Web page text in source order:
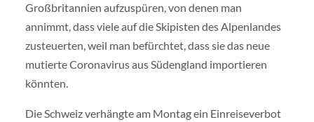
Großbritannien aufzuspüren, von denen man
annimmt, dass viele auf die Skipisten des Alpenlandes
zusteuerten, weil man befürchtet, dass sie das neue
mutierte Coronavirus aus Südengland importieren
könnten.
Die Schweiz verhängte am Montag ein Einreiseverbot